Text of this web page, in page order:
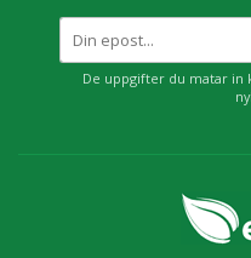
De uppgifter du matar in